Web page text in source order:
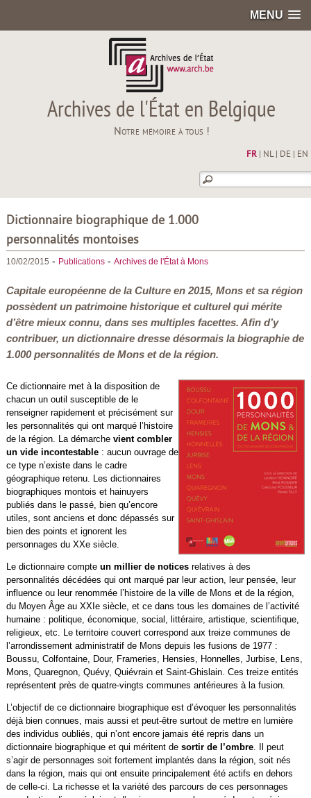
MENU
Archives de l'État en Belgique
Notre mémoire à tous !
FR| NL| DE EN
Dictionnaire biographique de 1.000
personnalités montoises
10/02/2015 - Publications- Archives de l'État à Mons
Capitale européenne de la Culture en 2015, Mons et sa région
possèdent un patrimoine historique et culturel qui mérite
d’être mieux connu, dans ses multiples facettes. Afin d’y
contribuer, un dictionnaire dresse désormais la biographie de
1.000 personnalités de Mons et de la région.
Ce dictionnaire met à la disposition de
chacun un outil susceptible de le
renseigner rapidement et précisément sur
les personnalités qui ont marqué l’histoire
de la région. La démarche vient combler
un vide incontestable : aucun ouvrage de
ce type n’existe dans le cadre
géographique retenu. Les dictionnaires
biographiques montois et hainuyers
publiés dans le passé, bien qu’encore
utiles, sont anciens et donc dépassés sur
bien des points et ignorent les
personnages du XXe siècle.
Le dictionnaire compte un millier de notices relatives à des
personnalités décédées qui ont marqué par leur action, leur pensée, leur
influence ou leur renommée l’histoire de la ville de Mons et de la région,
du Moyen Âge au XXIe siècle, et ce dans tous les domaines de l’activité
humaine : politique, économique, social, littéraire, artistique, scientifique,
religieux, etc. Le territoire couvert correspond aux treize communes de
l’arrondissement administratif de Mons depuis les fusions de 1977 :
Boussu, Colfontaine, Dour, Frameries, Hensies, Honnelles, Jurbise, Lens,
Mons, Quaregnon, Quévy, Quiévrain et Saint-Ghislain. Ces treize entités
représentent près de quatre-vingts communes antérieures à la fusion.
L’objectif de ce dictionnaire biographique est d’évoquer les personnalités
déjà bien connues, mais aussi et peut-être surtout de mettre en lumière
des individus oubliés, qui n’ont encore jamais été repris dans un
dictionnaire biographique et qui méritent de sortir de l’ombre. Il peut
s’agir de personnages soit fortement implantés dans la région, soit nés
dans la région, mais qui ont ensuite principalement été actifs en dehors
de celle-ci. La richesse et la variété des parcours de ces personnages